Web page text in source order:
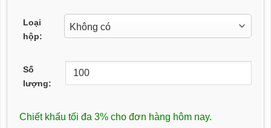
Loại
hộp:
Số
lượng:
Chiết khấu tối đa 3% cho đơn hàng hôm nay.